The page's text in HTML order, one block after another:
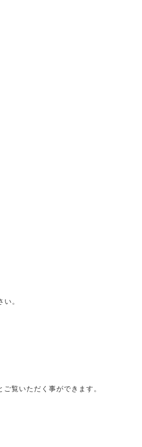
。
覧いただく事ができます。